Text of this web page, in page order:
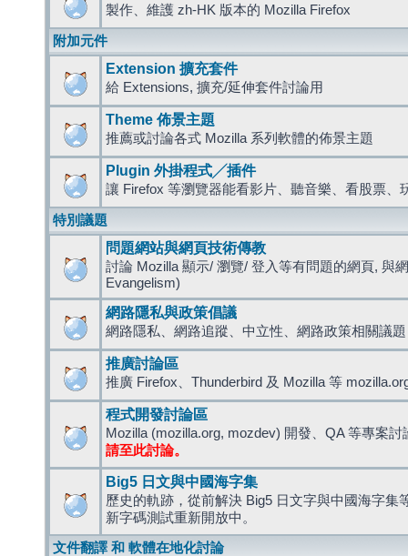
製作、維護 zh-HK 版本的 Mozilla Firefox
附加元件
Extension 擴充套件
給 Extensions, 擴充/延伸套件討論用
Theme 佈景主題
推薦或討論各式 Mozilla 系列軟體的佈景主題
Plugin 外掛程式╱插件
讓 Firefox 等瀏覽器能看影片、聽音樂、看股票、
特別議題
問題網站與網頁技術傳教
討論 Mozilla 顯示/ 瀏覽/ 登入等有問題的網頁, 與
Evangelism)
網路隱私與政策倡議
網路隱私、網路追蹤、中立性、網路政策相關議題
推廣討論區
推廣 Firefox、Thunderbird 及 Mozilla 等
程式開發討論區
Mozilla (mozilla.org, mozdev) 開發、QA 等專案討
請至此討論。
Big5 日文與中國海字集
歷史的軌跡，從前解決 Big5 日文字與中國海字集
新字碼測試重新開放中。
文件翻譯 和 軟體在地化討論